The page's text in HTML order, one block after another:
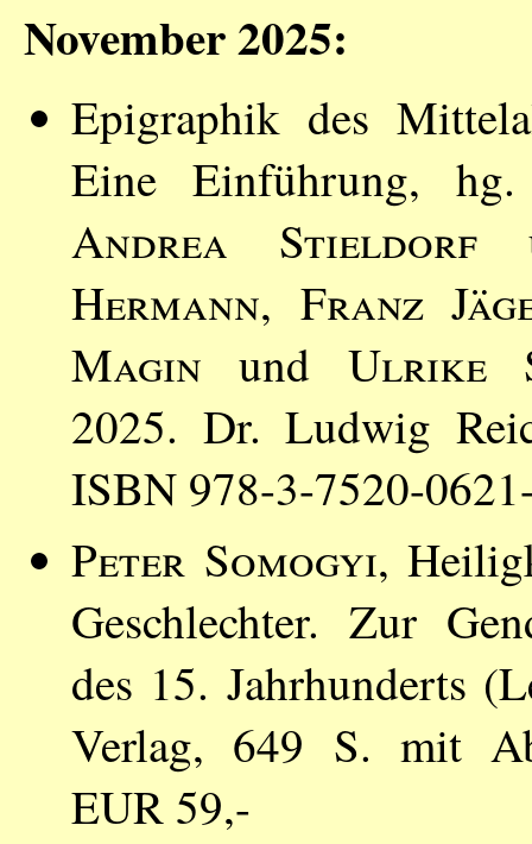
November 2025:
Epigraphik des
Eine Einführung,
Andrea Stieldorf
Hermann, Franz
Magin und Ulrike
2025. Dr. Ludwig
ISBN 978-3-7520-
Peter Somogyi,
Geschlechter. Zur
des 15. Jahrhunderts
Verlag, 649 S. mit
EUR 59,-